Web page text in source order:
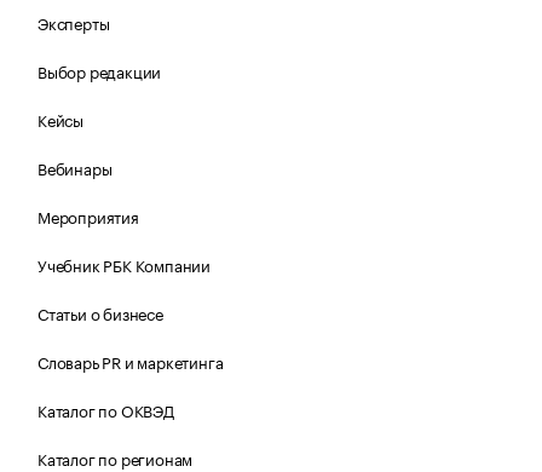
Эксперты
Выбор редакции
Кейсы
Вебинары
Мероприятия
Учебник РБК Компании
Статьи о бизнесе
Словарь PR и маркетинга
Каталог по ОКВЭД
Каталог по регионам